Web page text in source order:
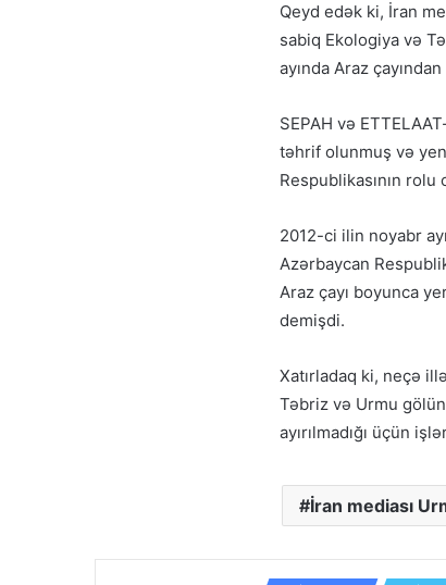
Qeyd edək ki, İran
sabiq Ekologiya və
ayında Araz
SEPAH və
təhrif olunmuş və
Respublikasının rolu
2012-ci ilin noyabr
Azərbaycan
Araz çayı boyunca
demişdi.
Xatırladaq ki, neçə
Təbriz və Urmu
ayırılmadığı üçün
İran mediası